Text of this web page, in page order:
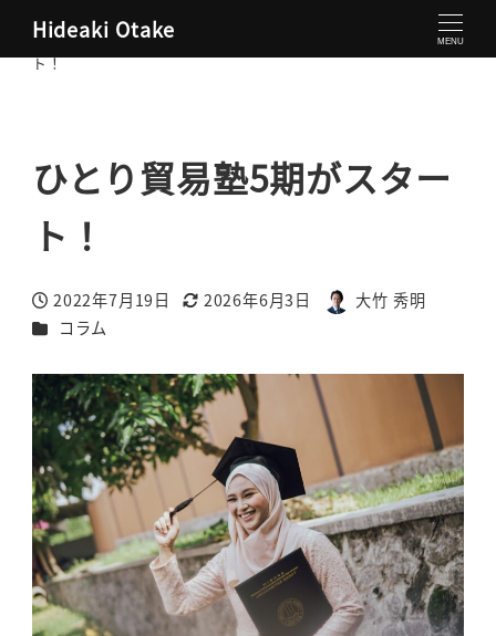
Hideaki Otake MENU
大竹秀明 公式サイト
ひとり貿易塾5期がスター
ト！
ひとり貿易塾5期がスター
ト！
投稿日
2022年7月19日
更新日
2026年6月3日
著
大竹 秀明
カテゴリー
コラム